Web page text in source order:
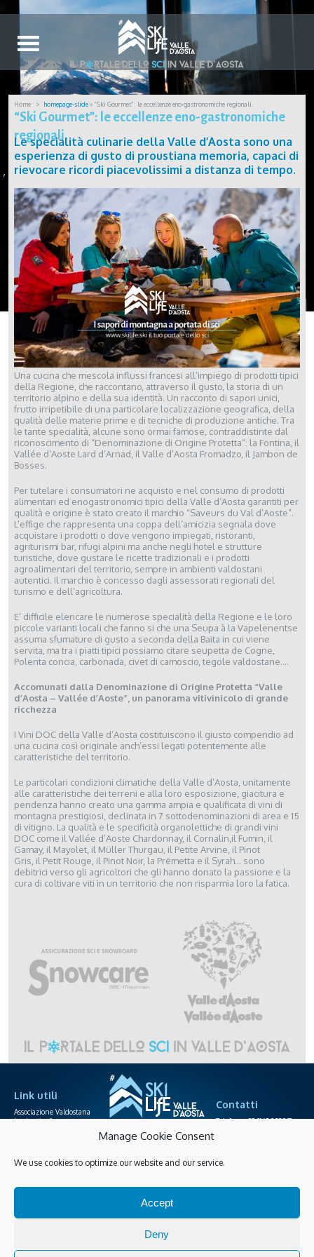
Manage Cookie Consent
We use cookies to optimize our website and our service.
Accept
Deny
Home homepage-slide » “Ski Gourmet”: le eccellenze eno-gastronomiche regionali.
“Ski Gourmet”: le eccellenze eno-gastronomiche
regionali.
Le specialità culinarie della Valle d’Aosta sono una
esperienza di gusto di proustiana memoria, capaci di
rievocare ricordi piacevolissimi a distanza di tempo.
Una cucina che mescola influssi francesi all’impiego di prodotti tipici
della Regione, che raccontano, attraverso il gusto, la storia di un
territorio alpino e della sua identità. Un racconto di sapori unici,
frutto irripetibile di una particolare localizzazione geografica, della
qualità delle materie prime e di tecniche di produzione antiche. Tra
le tante specialità, alcune sono ormai famose, contraddistinte dal
riconoscimento di “Denominazione di Origine Protetta”: la Fontina, il
Vallée d’Aoste Lard d’Arnad, il Valle d’Aosta Fromadzo, il Jambon de
Bosses.
Per tutelare i consumatori ne acquisto e nel consumo di prodotti
alimentari ed enogastronomici tipici della Valle d’Aosta garantiti per
qualità e origine è stato creato il marchio “Saveurs du Val d’Aoste”.
L’effige che rappresenta una coppa dell’amicizia segnala dove
acquistare i prodotti o dove vengono impiegati, ristoranti,
agriturismi bar, rifugi alpini ma anche negli hotel e strutture
turistiche, dove gustare le ricette tradizionali e i prodotti
agroalimentari del territorio, sempre in ambienti valdostani
autentici. Il marchio è concesso dagli assessorati regionali del
turismo e dell’agricoltura.
E’ difficile elencare le numerose specialità della Regione e le loro
piccole varianti locali che fanno si che una Seupa à la Vapelenentse
assuma sfumature di gusto a seconda della Baita in cui viene
servita, ma tra i piatti tipici possiamo citare seupetta de Cogne,
Polenta concia, carbonada, civet di camoscio, tegole valdostane….
Accomunati dalla Denominazione di Origine Protetta “Valle
d’Aosta – Vallée d’Aoste”, un panorama vitivinicolo di grande
ricchezza
I Vini DOC della Valle d’Aosta costituiscono il giusto compendio ad
una cucina così originale anch’essi legati potentemente alle
caratteristiche del territorio.
Le particolari condizioni climatiche della Valle d’Aosta, unitamente
alle caratteristiche dei terreni e alla loro esposizione, giacitura e
pendenza hanno creato una gamma ampia e qualificata di vini di
montagna prestigiosi, declinata in 7 sottodenominazioni di area e 15
di vitigno. La qualità e le specificità organolettiche di grandi vini
DOC come il Vallée d’Aoste Chardonnay, il Cornalin,il Fumin, il
Gamay, il Mayolet, il Müller Thurgau, il Petite Arvine, il Pinot
Gris, il Petit Rouge, il Pinot Noir, la Prëmetta e il Syrah… sono
debitrici verso gli agricoltori che gli hanno donato la passione e la
cura di coltivare viti in un territorio che non risparmia loro la fatica.
Link utili
Associazione Valdostana
Impianti a fune
Contatti
Telefono +39.0165.238871
Gestisci Cookies